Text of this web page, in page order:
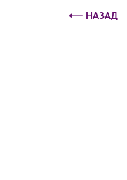
⟵ НАЗАД